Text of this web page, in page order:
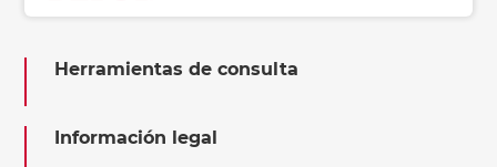
Herramientas de consulta
Información legal